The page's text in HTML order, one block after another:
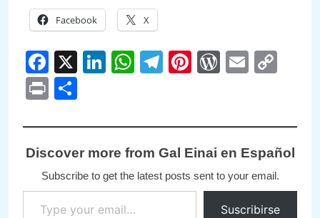
Facebook X
Facebook
X LinkedIn
WhatsApp
Telegram
PinterestEmail
Print
Discover more from Gal Einai en Español
Subscribe to get the latest posts sent to your email.
Type your email…
Suscribirse